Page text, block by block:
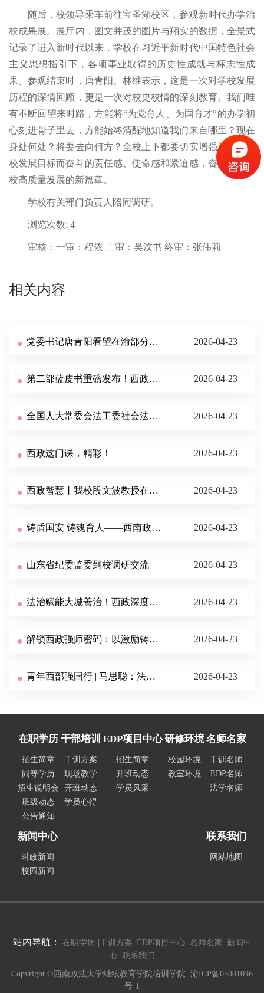
随后，校领导乘车前往宝圣湖校区，参观新时代办学治
校成果展。展厅内，图文并茂的图片与翔实的数据，全景式
记录了进入新时代以来，学校在习近平新时代中国特色社会
主义思想指引下，各项事业取得的历史性成就与标志性成
果。参观结束时，唐青阳、林维表示，这是一次对学校发展
历程的深情回顾，更是一次对校史校情的深刻教育。我们唯
有不断回望来时路，方能将“为党育人、为国育才”的办学初
心刻进骨子里去，方能始终清醒地知道我们来自哪里？现在
身处何处？将要去向何方？全校上下都要切实增强为实现学
校发展目标而奋斗的责任感、使命感和紧迫感，奋力谱写学
校高质量发展的新篇章。
学校有关部门负责人陪同调研。
浏览次数: 4
审核：一审：程依 二审：吴汶书 终审：张伟莉
相关内容
党委书记唐青阳看望在渝部分学校离退休老领导、老同志 2026-04-23
第二部蓝皮书重磅发布！西政以高水平学术研究讲好新疆人权故事 2026-04-23
全国人大常委会法工委社会法室赴西南政法大学开展立法调研 2026-04-23
西政这门课，精彩！ 2026-04-23
西政智慧丨我校段文波教授在《中国社会科学》发文！ 2026-04-23
铸盾国安 铸魂育人——西南政法大学的八年探索 2026-04-23
山东省纪委监委到校调研交流 2026-04-23
法治赋能大城善治！西政深度参与《条例》立法，助力超大城市现代化治理 2026-04-23
解锁西政强师密码：以激励铸魂，让教育家精神代代相传 2026-04-23
青年西部强国行 | 马思聪：法治路上听回响 2026-04-23
在职学历
招生简章
同等学历
招生说明会
班级动态
公告通知
干部培训
干训方案
现场教学
开班动态
学员心得
EDP项目中心
招生简章
开班动态
学员风采
研修环境
校园环境
教室环境
名师名家
干训名师
EDP名师
法学名师
新闻中心
时政新闻
校园新闻
联系我们
网站地图
站内导航： 在职学历 干训方案 EDP项目中心 名师名家 新闻中
心 联系我们
Copyright ©西南政法大学继续教育学院培训学院. 渝ICP备05001036
号-1